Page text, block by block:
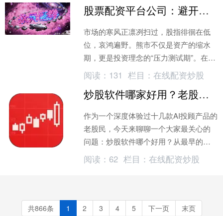
股票配资平台公司：避开高质押地雷股，防爆仓
市场的寒风正凛冽扫过，股指徘徊在低
位，哀鸿遍野。熊市不仅是资产的缩水
期，更是投资理念的“压力测试期”。在这
片肃杀之中，投资者纷纷寻求“个股诊断”
以求自保，而诊断的核心逻辑
阅读： 131 栏目：在线配资炒股
炒股软件哪家好用？老股民实测10款AI投顾，避坑指南
作为一个深度体验过十几款AI投顾产品的
老股民，今天来聊聊一个大家最关心的
问题：炒股软件哪个好用？从最早的同
花顺、东方财富，到这两年爆火的AI投股
工具
阅读： 62 栏目：在线配资炒股
共866条 1 2 3 4 5 下一页 末页